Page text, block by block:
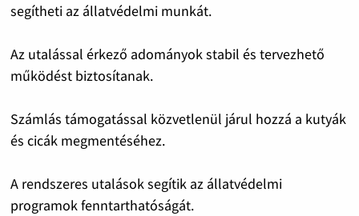
segítheti az állatvédelmi munkát.
Az utalással érkező adományok stabil és tervezhető
működést biztosítanak.
Számlás támogatással közvetlenül járul hozzá a kutyák
és cicák megmentéséhez.
A rendszeres utalások segítik az állatvédelmi
programok fenntarthatóságát.